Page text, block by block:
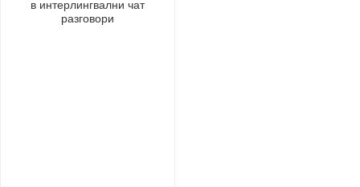
в интерлингвални чат
разговори